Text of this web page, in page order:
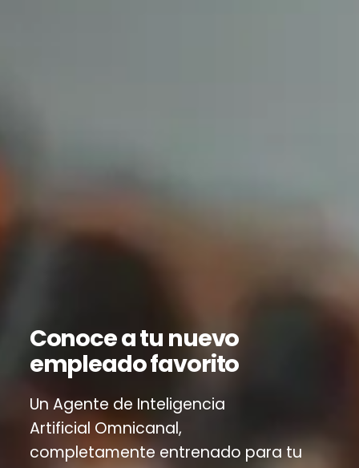
Conoce a tu nuevo
empleado favorito
Un Agente de Inteligencia
Artificial Omnicanal,
completamente entrenado para tu